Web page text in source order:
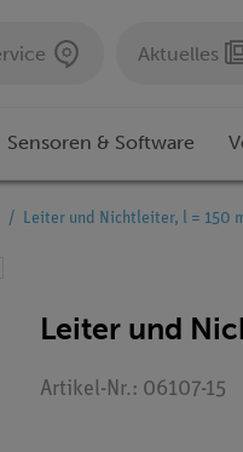
Aktuelles
Sensoren & Software
Leiter und Nichtleiter, l = 150
Leiter und
Artikel-Nr.: 06107-15